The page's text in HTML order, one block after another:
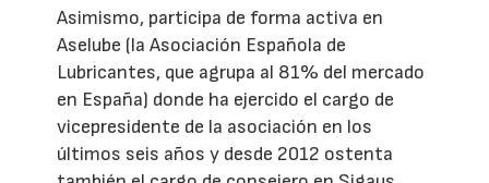
Asimismo, participa de forma activa en
Aselube (la Asociación Española de
Lubricantes, que agrupa al 81% del mercado
en España) donde ha ejercido el cargo de
vicepresidente de la asociación en los
últimos seis años y desde 2012 ostenta